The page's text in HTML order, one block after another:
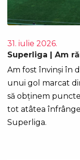
31. iulie 2026.
Superliga | Am
Am fost învinși în
unui gol marcat
să obținem
tot atâtea
Superliga.